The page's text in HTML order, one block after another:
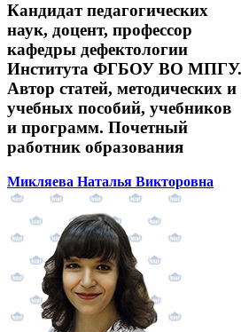
Кандидат педагогических
наук, доцент, профессор
кафедры дефектологии
Института ФГБОУ ВО МПГУ.
Автор статей, методических и
учебных пособий, учебников
и программ. Почетный
работник образования
Микляева Наталья Викторовна